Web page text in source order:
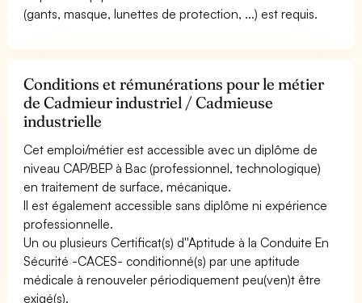
(gants, masque, lunettes de protection, ...) est requis.
Conditions et rémunérations pour le métier
de Cadmieur industriel / Cadmieuse
industrielle
Cet emploi/métier est accessible avec un diplôme de
niveau CAP/BEP à Bac (professionnel, technologique)
en traitement de surface, mécanique.
Il est également accessible sans diplôme ni expérience
professionnelle.
Un ou plusieurs Certificat(s) d''Aptitude à la Conduite En
Sécurité -CACES- conditionné(s) par une aptitude
médicale à renouveler périodiquement peu(ven)t être
exigé(s).